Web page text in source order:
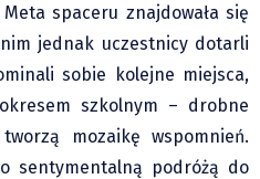
Meta spaceru znajdowała się
jednak uczestnicy dotarli
sobie kolejne miejsca,
szkolnym – drobne
mozaikę wspomnień.
sentymentalną podróżą do